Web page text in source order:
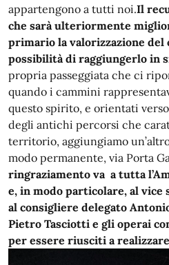
appartengono a tutti noi.Il
che sarà ulteriormente
primario la valorizzazione del
possibilità di raggiungerlo in
propria passeggiata che ci
quando i cammini
questo spirito, e orientati
degli antichi percorsi che
territorio, aggiungiamo
modo permanente, via Porta
ringraziamento va a tutta
e, in modo particolare, al vice
al consigliere delegato
Pietro Tasciotti e gli operai
per essere riusciti a realizzare